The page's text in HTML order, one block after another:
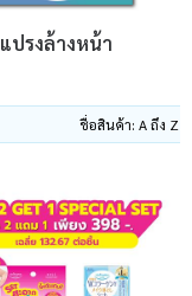
แปรงล้างหน้า